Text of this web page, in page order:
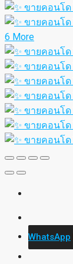
6 More
WhatsApp